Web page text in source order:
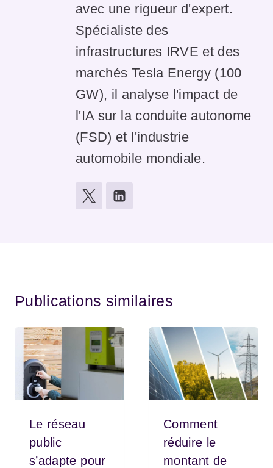
avec une rigueur d'expert.
Spécialiste des
infrastructures IRVE et des
marchés Tesla Energy (100
GW), il analyse l'impact de
l'IA sur la conduite autonome
(FSD) et l'industrie
automobile mondiale.
Publications similaires
Le réseau
public
s’adapte pour
Comment
réduire le
montant de